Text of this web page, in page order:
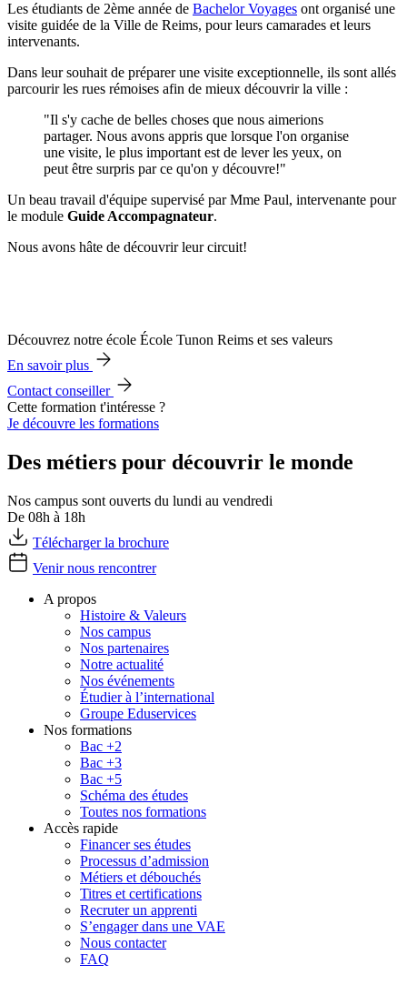
Les étudiants de 2ème année de Bachelor Voyages ont organisé une
visite guidée de la Ville de Reims, pour leurs camarades et leurs
intervenants.
Dans leur souhait de préparer une visite exceptionnelle, ils sont allés
parcourir les rues rémoises afin de mieux découvrir la ville :
"Il s'y cache de belles choses que nous aimerions
partager. Nous avons appris que lorsque l'on organise
une visite, le plus important est de lever les yeux, on
peut être surpris par ce qu'on y découvre!"
Un beau travail d'équipe supervisé par Mme Paul, intervenante pour
le module Guide Accompagnateur.
Nous avons hâte de découvrir leur circuit!
Découvrez notre école École Tunon Reims et ses valeurs
En savoir plus
Contact conseiller
Cette formation t'intéresse ?
Je découvre les formations
Des métiers pour découvrir le monde
Nos campus sont ouverts du lundi au vendredi
De 08h à 18h
Télécharger la brochure
Venir nous rencontrer
A propos
Histoire & Valeurs
Nos campus
Nos partenaires
Notre actualité
Nos événements
Étudier à l’international
Groupe Eduservices
Nos formations
Bac +2
Bac +3
Bac +5
Schéma des études
Toutes nos formations
Accès rapide
Financer ses études
Processus d’admission
Métiers et débouchés
Titres et certifications
Recruter un apprenti
S’engager dans une VAE
Nous contacter
FAQ